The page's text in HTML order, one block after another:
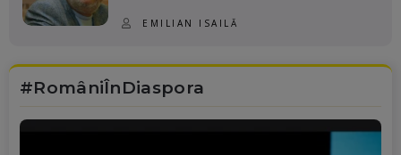
EMILIAN ISAILĂ
#RomâniÎnDiaspora